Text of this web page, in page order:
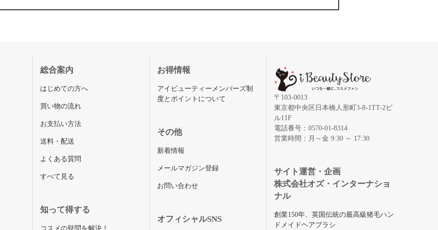
総合案内
はじめての方へ
買い物の流れ
お支払い方法
送料・配送
よくある質問
すべて見る
知って得する
コスメの疑問を解決！
お得情報
アイビューティーメンバーズ制
度とポイントについて
その他
新着情報
メールマガジン登録
お問い合わせ
オフィシャルSNS
〒103-0013
東京都中央区日本橋人形町3-8-1TT-2ビ
ル11F
電話番号：0570-01-8314
営業時間：月～金 9:30 ～ 17:30
サイト運営・企画
株式会社オズ・インターナショ
ナル
創業150年、英国伝統の最高級猪毛ハン
ドメイドヘアブラシ